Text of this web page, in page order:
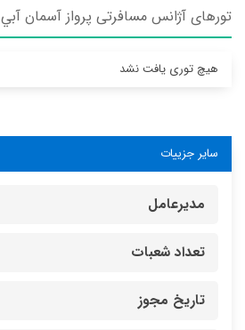
تورهای آژانس مسافرتی پرواز آسمان آبي
هیچ توری یافت نشد
سایر جزییات
مدیرعامل
تعداد شعبات
تاریخ مجوز